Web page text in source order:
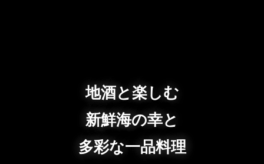
地酒と楽しむ
新鮮海の幸と
多彩な一品料理